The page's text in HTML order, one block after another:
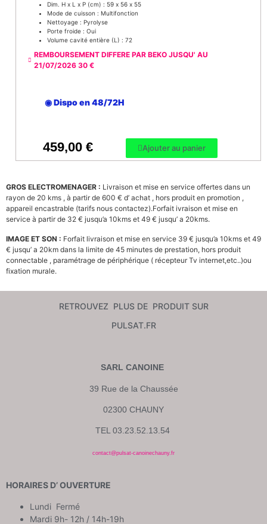
Dim. H x L x P (cm) : 59 x 56 x 55
Mode de cuisson : Multifonction
Nettoyage : Pyrolyse
Porte froide : Oui
Volume cavité entière (L) : 72
REMBOURSEMENT DIFFERE PAR BEKO JUSQU' AU
21/07/2026 30 €
◉ Dispo en 48/72H
459,00 € Ajouter au panier
GROS ELECTROMENAGER : Livraison et mise en service offertes dans un
rayon de 20 kms , à partir de 600 € d’ achat , hors produit en promotion ,
appareil encastrable (tarifs nous contactez).Forfait ivraison et mise en
service à partir de 32 € jusqu’a 10kms et 49 € jusqu’ a 20kms.
IMAGE ET SON : Forfait livraison et mise en service 39 € jusqu’a 10kms et 49
€ jusqu’ a 20km dans la limite de 45 minutes de prestation, hors produit
connectable , paramétrage de périphérique ( récepteur Tv internet,etc..)ou
fixation murale.
RETROUVEZ PLUS DE PRODUIT SUR
PULSAT.FR
SARL CANOINE
39 Rue de la Chaussée
02300 CHAUNY
TEL 03.23.52.13.54
contact@pulsat-canoinechauny.fr
HORAIRES D’ OUVERTURE
Lundi Fermé
Mardi 9h- 12h / 14h-19h